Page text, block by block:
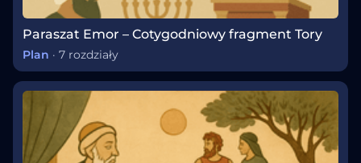
Paraszat Emor – Cotygodniowy fragment Tory
Plan · 7 rozdziały